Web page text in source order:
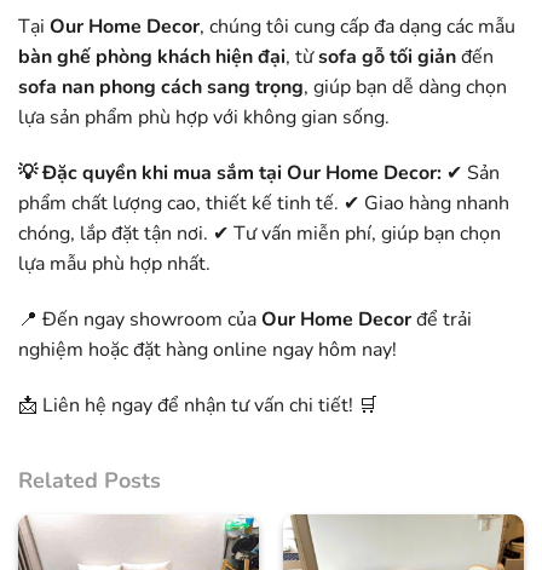
Tại Our Home Decor, chúng tôi cung cấp đa dạng các mẫu
bàn ghế phòng khách hiện đại, từsofa gỗ tối giảnđến
sofa nan phong cách sang trọng, giúp bạn dễ dàng chọn
lựa sản phẩm phù hợp với không gian sống.
💡 Đặc quyền khi mua sắm tại Our Home Decor: ✔ Sản
phẩm chất lượng cao, thiết kế tinh tế. ✔ Giao hàng nhanh
chóng, lắp đặt tận nơi. ✔ Tư vấn miễn phí, giúp bạn chọn
lựa mẫu phù hợp nhất.
📍 Đến ngay showroom củaOur Home Decorđể trải
nghiệm hoặc đặt hàng online ngay hôm nay!
📩 Liên hệ ngay để nhận tư vấn chi tiết! 🛒
Related Posts